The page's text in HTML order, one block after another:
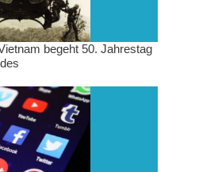
begeht 50. Jahrestag